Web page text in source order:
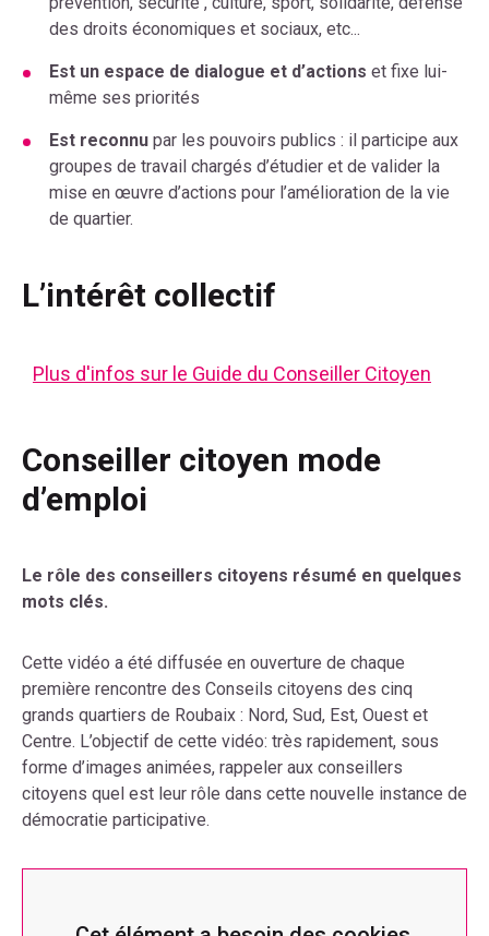
des droits économiques et sociaux, etc...
Est un espace de dialogue et d’actions et fixe lui-
même ses priorités
Est reconnu par les pouvoirs publics : il participe aux
groupes de travail chargés d’étudier et de valider la
mise en œuvre d’actions pour l’amélioration de la vie
de quartier.
L’intérêt collectif
Plus d'infos sur le Guide du Conseiller Citoyen
Conseiller citoyen mode
d’emploi
Le rôle des conseillers citoyens résumé en quelques
mots clés.
Cette vidéo a été diffusée en ouverture de chaque
première rencontre des Conseils citoyens des cinq
grands quartiers de Roubaix : Nord, Sud, Est, Ouest et
Centre. L’objectif de cette vidéo: très rapidement, sous
forme d’images animées, rappeler aux conseillers
citoyens quel est leur rôle dans cette nouvelle instance de
démocratie participative.